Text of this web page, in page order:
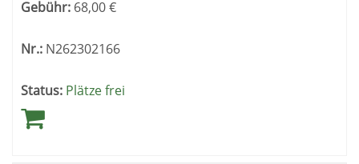
Gebühr: 68,00€
Nr.: N262302166
Status: Plätze frei